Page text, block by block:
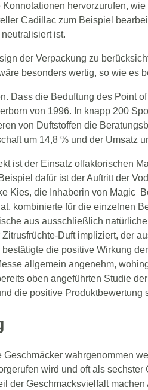
hervorzurufen,
Cadillac zum Beispiel
ist.
der Verpackung zu
besonders wertig, so wie es
Dass die Beduftung des Point
von 1996. In knapp 200
von Duftstoffen die
um 14,8 % und der Umsatz
ist der Einsatz olfaktorischen
dafür ist der Auftritt der
Kies, die Inhaberin von Magic
kombinierte für die einzelnen
aus ausschließlich
Duft impliziert, der
die positive Wirkung
allgemein angenehm,
oben angeführten Studie
die positive Produktbewertung
wahrgenommen
wird und oft als
der Geschmacksvielfalt machen